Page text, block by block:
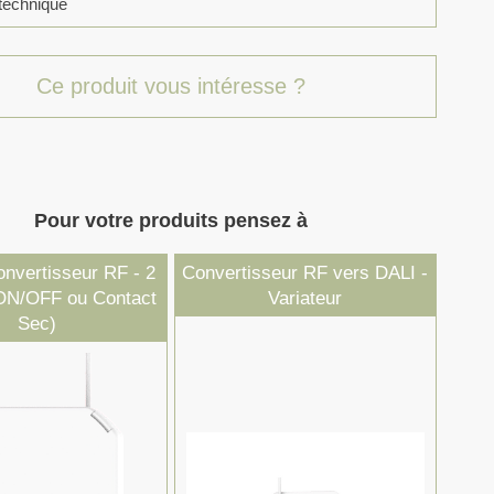
Ce produit vous intéresse ?
Pour votre produits pensez à
RF - 2
OFF ou Contact
Sec)
Convertisseur RF vers DALI -
Variateur